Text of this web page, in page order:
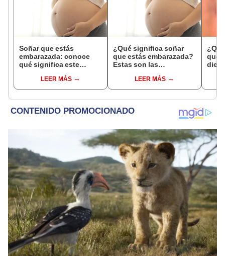
Soñar que estás
embarazada: conoce
qué significa este
LEER MÁS
¿Qué significa soñar
que estás embarazada?
Estas son las
comunesLEER MÁS
que